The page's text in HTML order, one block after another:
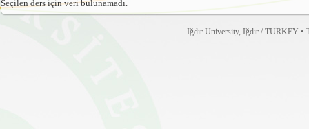
Seçilen ders için veri bulunamadı.
Iğdır University, Iğdır / TURKEY •